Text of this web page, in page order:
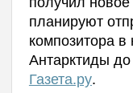
планируют
композитора
Антарктиды
Газета.ру.